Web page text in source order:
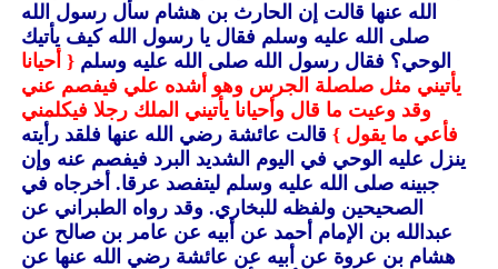
الله عنها قالت إن الحارث بن هشام سأل رسول الله
صلى الله عليه وسلم فقال يا رسول الله كيف يأتيك
الوحي؟ فقال رسول الله صلى الله عليه وسلم { أحيانا
يأتيني مثل صلصلة الجرس وهو أشده علي فيفصم عني
وقد وعيت ما قال وأحيانا يأتيني الملك رجلا فيكلمني
فأعي ما يقول }قالت عائشة رضي الله عنها فلقد رأيته
ينزل عليه الوحي في اليوم الشديد البرد فيفصم عنه وإن
جبينه صلى الله عليه وسلم ليتفصد عرقا.أخرجاه في
الصحيحين ولفظه للبخاري.وقد رواه الطبراني عن
عبدالله بن الإمام أحمد عن أبيه عن عامر بن صالح عن
هشام بن عروة عن أبيه عن عائشة رضي الله عنها عن